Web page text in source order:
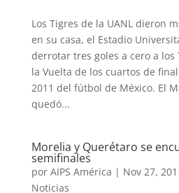
Los Tigres de la UANL dieron
en su casa, el Estadio
derrotar tres goles a cero a los
la Vuelta de los cuartos de
2011 del fútbol de México. El
quedó...
Morelia y Querétaro se
semifinales
por AIPS América | Nov 27,
Noticias